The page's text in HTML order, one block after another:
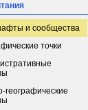
и сообщества
точки
географические